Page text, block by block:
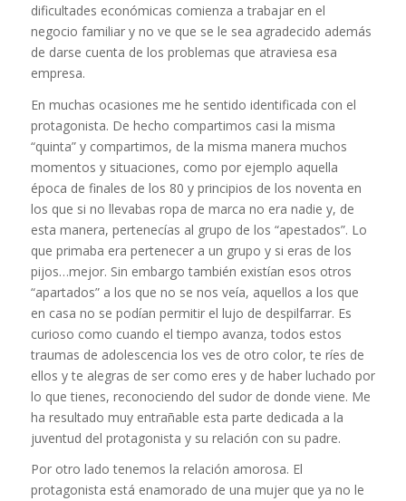
dificultades económicas comienza a trabajar en el
negocio familiar y no ve que se le sea agradecido además
de darse cuenta de los problemas que atraviesa esa
empresa.
En muchas ocasiones me he sentido identificada con el
protagonista. De hecho compartimos casi la misma
“quinta” y compartimos, de la misma manera muchos
momentos y situaciones, como por ejemplo aquella
época de finales de los 80 y principios de los noventa en
los que si no llevabas ropa de marca no era nadie y, de
esta manera, pertenecías al grupo de los “apestados”. Lo
que primaba era pertenecer a un grupo y si eras de los
pijos…mejor. Sin embargo también existían esos otros
“apartados” a los que no se nos veía, aquellos a los que
en casa no se podían permitir el lujo de despilfarrar. Es
curioso como cuando el tiempo avanza, todos estos
traumas de adolescencia los ves de otro color, te ríes de
ellos y te alegras de ser como eres y de haber luchado por
lo que tienes, reconociendo del sudor de donde viene. Me
ha resultado muy entrañable esta parte dedicada a la
juventud del protagonista y su relación con su padre.
Por otro lado tenemos la relación amorosa. El
protagonista está enamorado de una mujer que ya no le